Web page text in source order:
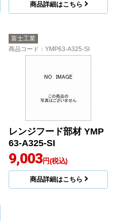
商品詳細はこちら
富士工業
商品コード ：YMP63-A325-SI
レンジフード部材 YMP
63-A325-SI
9,003円(税込)
商品詳細はこちら